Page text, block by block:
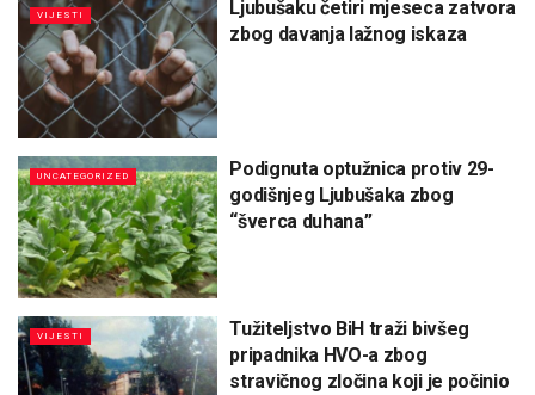
VIJESTI
Ljubušaku četiri mjeseca zatvora
zbog davanja lažnog iskaza
UNCATEGORIZED
Podignuta optužnica protiv 29-
godišnjeg Ljubušaka zbog
“šverca duhana”
VIJESTI
Tužiteljstvo BiH traži bivšeg
pripadnika HVO-a zbog
stravičnog zločina koji je počinio